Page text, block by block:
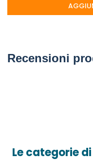
Recensioni
Le categorie